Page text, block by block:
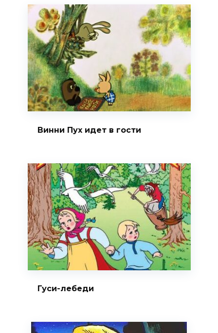
Винни Пух идет в гости
Гуси-лебеди